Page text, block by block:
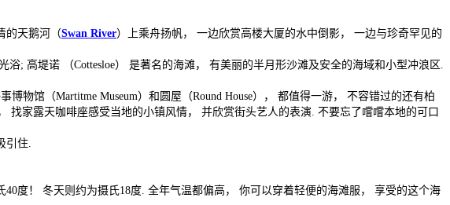
的天鹅河（Swan River）上乘舟扬帆， 一边欣赏高楼大厦的水中倒影， 一边与珍奇罕见的
; 高堤诺 （Cottesloe） 是著名的海滩， 有美丽的半月形沙滩及安全的海域和小型冲浪区.
物馆（Martitme Museum）和圆屋（Round House）， 都值得一游， 不容错过的还有柏
找家露天咖啡座感受当地的小镇风情， 并欣赏街头艺人的表演. 不要忘了嚐嚐本地的可口
引住.
度！ 冬天则约为摄氏18度. 全年气温都偏高， 你可以穿着轻便的海滩服， 享受的这个海